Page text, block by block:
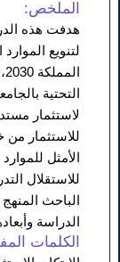
الملخص:
هدفت هذه
لتنويع
التحتية
لاستثمار
للاستثمار من
الأمثل
للاستقلال
الباحث
الدراسة
الكلمات